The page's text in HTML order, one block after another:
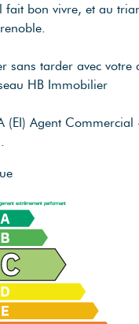
fait bon vivre, et au
sans tarder avec votre
HB Immobilier
(EI) Agent
extrêmement performant